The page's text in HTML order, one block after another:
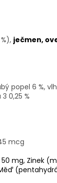
ječmen,
popel 6 %,
0,25 %
mcg
mg, Zinek